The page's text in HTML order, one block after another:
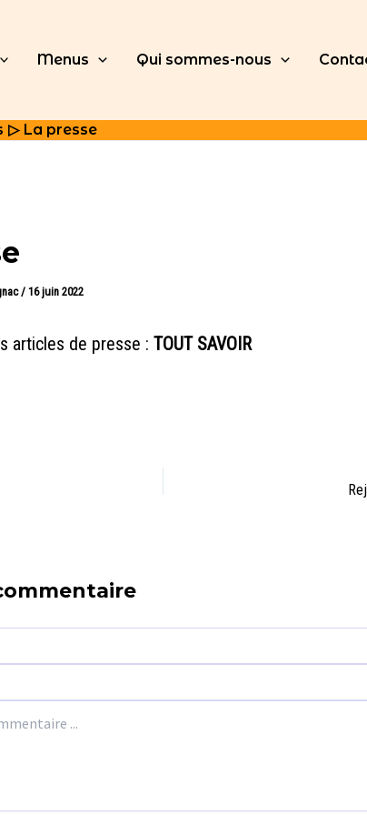
Menus Qui sommes-nous
La presse
/ 16 juin 2022
articles de presse : TOUT SAVOIR